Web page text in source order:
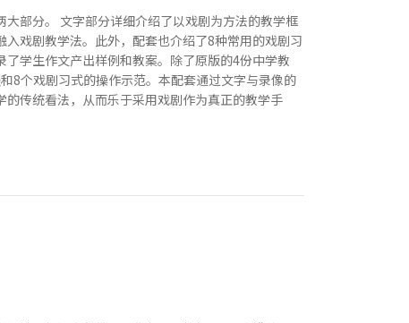
部分。 文字部分详细介绍了以戏剧为方法的教学框
戏剧教学法。此外，配套也介绍了8种常用的戏剧习
学生作文产出样例和教案。除了原版的4份中学教
8个戏剧习式的操作示范。本配套通过文字与录像的
传统看法，从而乐于采用戏剧作为真正的教学手